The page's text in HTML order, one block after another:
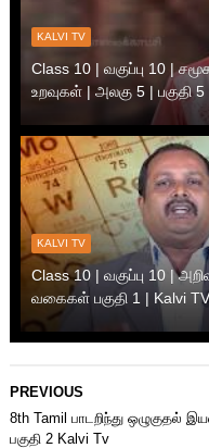
KALVI TV
Class 10 | வகுப்பு 10 |
உறவுகள் | அலகு 5 | பகுதி
KALVI TV
Class 10 | வகுப்பு 10 |
வகைகள் பகுதி 1 | Kalvi TV
PREVIOUS
8th Tamil பாடறிந்து ஒழுகுதல்
பகுதி 2 Kalvi Tv